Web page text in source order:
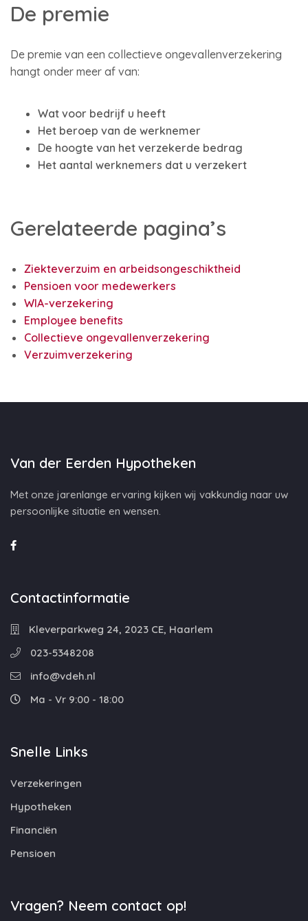
De premie
De premie van een collectieve ongevallenverzekering
hangt onder meer af van:
Wat voor bedrijf u heeft
Het beroep van de werknemer
De hoogte van het verzekerde bedrag
Het aantal werknemers dat u verzekert
Gerelateerde pagina’s
Ziekteverzuim en arbeidsongeschiktheid
Pensioen voor medewerkers
WIA-verzekering
Employee benefits
Collectieve ongevallenverzekering
Verzuimverzekering
Van der Eerden Hypotheken
Met onze jarenlange ervaring kijken wij vakkundig naar uw
persoonlijke situatie en wensen.
Contactinformatie
Kleverparkweg 24, 2023 CE, Haarlem
023-5348208
info@vdeh.nl
Ma - Vr 9:00 - 18:00
Snelle Links
Verzekeringen
Hypotheken
Financiën
Pensioen
Vragen? Neem contact op!